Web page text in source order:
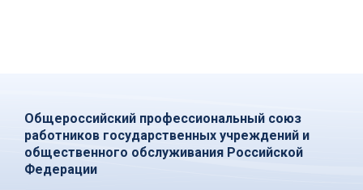
Общероссийский профессиональный союз
работников государственных учреждений и
общественного обслуживания Российской
Федерации